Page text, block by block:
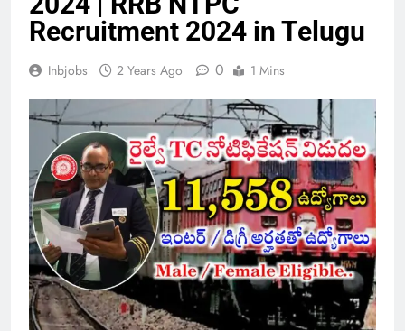
Recruitment 2024 in Telugu
Inbjobs 2 Years Ago 0 1 Mins